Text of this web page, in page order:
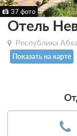
37 фото
Отель
Республика
Показать на карте